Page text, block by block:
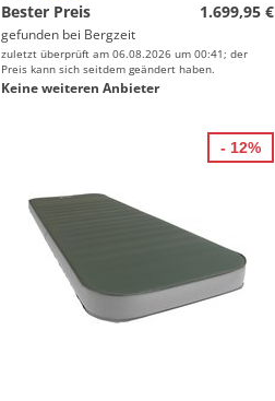
Bester Preis
1.699,95 €
gefunden bei Bergzeit
zuletzt überprüft am 06.08.2026 um 00:41; der
Preis kann sich seitdem geändert haben.
Keine weiteren Anbieter
- 12%